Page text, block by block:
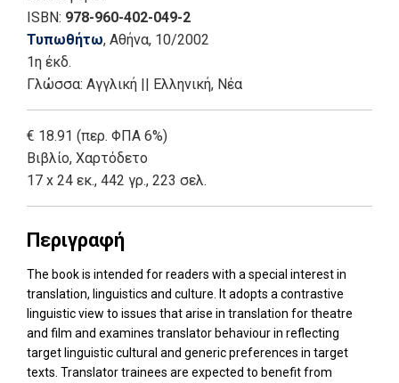
ISBN: 978-960-402-049-2
Τυπωθήτω, Αθήνα, 10/2002
1η έκδ.
Γλώσσα: Αγγλική || Ελληνική, Νέα
€ 18.91 (περ. ΦΠΑ 6%)
Βιβλίο, Χαρτόδετο
17 x 24 εκ., 442 γρ., 223 σελ.
Περιγραφή
The book is intended for readers with a special interest in
translation, linguistics and culture. It adopts a contrastive
linguistic view to issues that arise in translation for theatre
and film and examines translator behaviour in reflecting
target linguistic cultural and generic preferences in target
texts. Translator trainees are expected to benefit from